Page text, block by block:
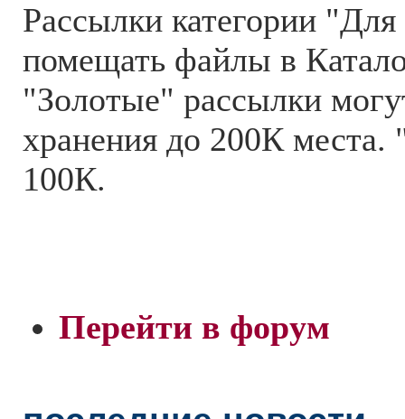
Рассылки категории
помещать файлы в
"Золотые" рассылки
хранения до 200К
100К.
Перейти в форум